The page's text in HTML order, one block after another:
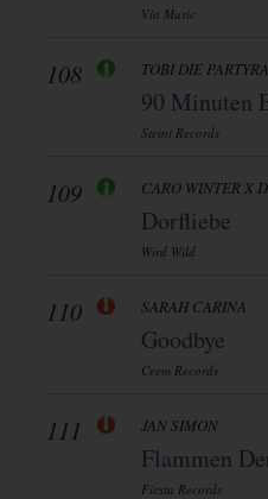
Via Music
108 TOBI DIE
90 Minuten
Steini Records
109 CARO WINTER X
Dorfliebe
Wird Wild
110 SARAH CARINA
Goodbye
Ceem Records
111 JAN SIMON
Flammen
Fiesta Records